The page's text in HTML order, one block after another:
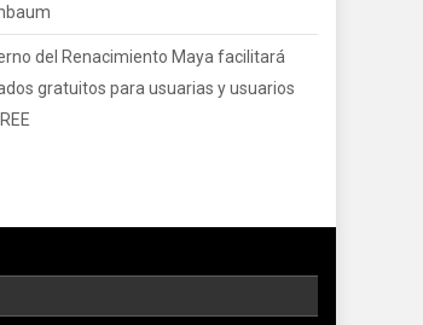
del Renacimiento Maya facilitará
gratuitos para usuarias y usuarios